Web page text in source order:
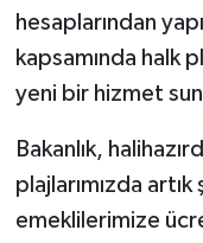
hesaplarından
kapsamında halk
yeni bir hizmet
Bakanlık,
plajlarımızda
emeklilerimize